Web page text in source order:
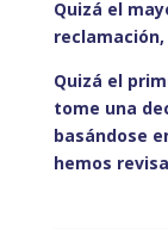
Quizá el
Quizá el
tome una
basándose
hemos